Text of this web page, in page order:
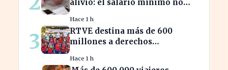
alivio: el salario mínimo no
Hace 1 h
3
RTVE destina más de 600
millones a derechos
programación futura
Hace 1 h